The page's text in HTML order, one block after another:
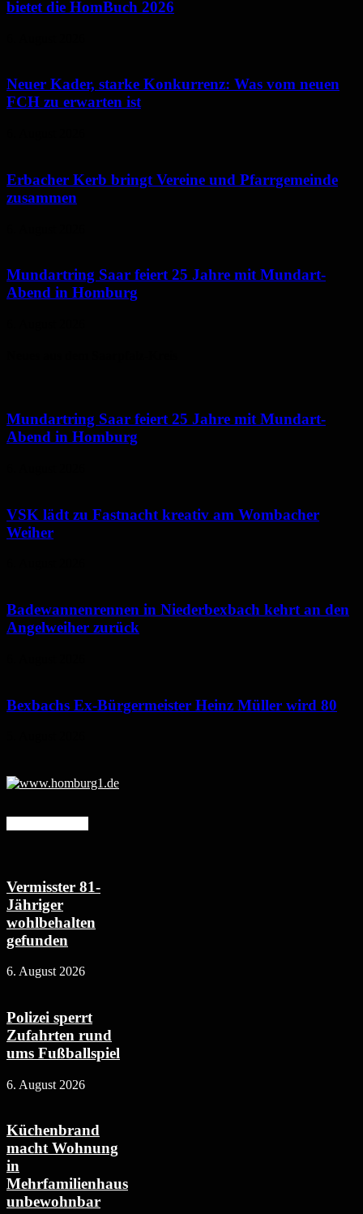
bietet die HomBuch 2026
Neuer Kader, starke Konkurrenz: Was vom neuen
FCH zu erwarten ist
Erbacher Kerb bringt Vereine und Pfarrgemeinde
zusammen
Mundartring Saar feiert 25 Jahre mit Mundart-
Abend in Homburg
Mundartring Saar feiert 25 Jahre mit Mundart-
Abend in Homburg
VSK lädt zu Fastnacht kreativ am Wombacher
Weiher
Badewannenrennen in Niederbexbach kehrt an den
Angelweiher zurück
Bexbachs Ex-Bürgermeister Heinz Müller wird 80
Vermisster 81-
Jähriger
wohlbehalten
gefunden
6. August 2026
Polizei sperrt
Zufahrten rund
ums Fußballspiel
6. August 2026
Küchenbrand
macht Wohnung
in
Mehrfamilienhaus
unbewohnbar